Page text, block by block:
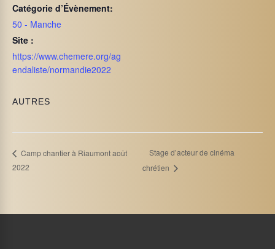
Catégorie d’Évènement:
50 - Manche
Site :
https://www.chemere.org/ag
endaliste/normandie2022
AUTRES
Camp chantier à Riaumont août
2022
Stage d’acteur de cinéma
chrétien